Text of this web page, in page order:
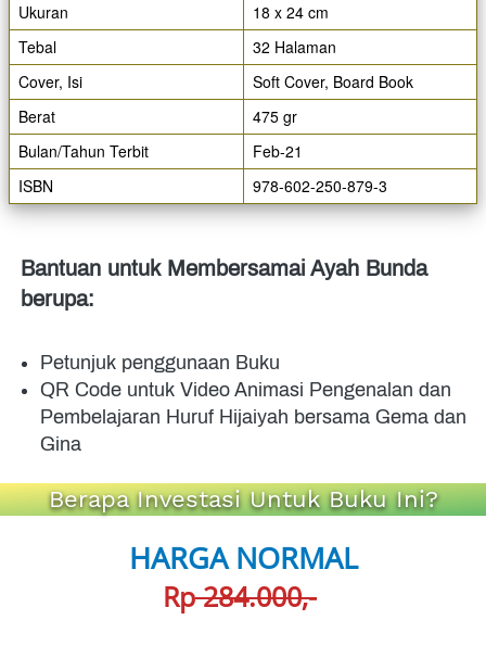
Ukuran
18 x 24 cm
Tebal
32 Halaman
Cover, Isi
Soft Cover, Board Book
Berat
475 gr
Bulan/Tahun Terbit
Feb-21
ISBN
978-602-250-879-3
Bantuan untuk Membersamai Ayah Bunda
berupa:
Petunjuk penggunaan Buku
QR Code untuk Video Animasi Pengenalan dan
Pembelajaran Huruf Hijaiyah bersama Gema dan
Gina
Berapa Investasi Untuk Buku Ini?
HARGA NORMAL
Rp 284.000,-